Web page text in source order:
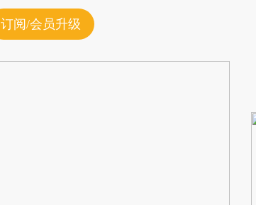
订阅/会员升级